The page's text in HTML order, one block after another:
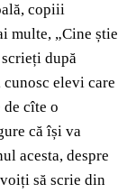
copiii
multe, „Cine știe
după
elevi care
cîte o
că își va
acesta, despre
să scrie din